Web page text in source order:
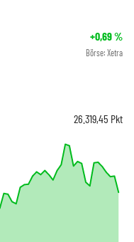
+0,69%
Börse: Xetra
26.319,45 Pkt